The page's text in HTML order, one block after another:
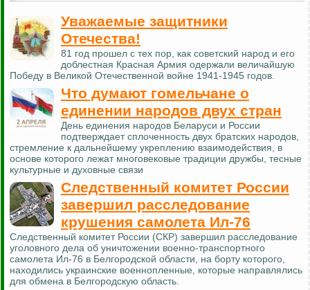
Уважаемые защитники
Отечества!
81 год прошел с тех пор, как советский народ и его
доблестная Красная Армия одержали величайшую
Победу в Великой Отечественной войне 1941-1945 годов.
Что думают гомельчане о
единении народов двух стран
День единения народов Беларуси и России
подтверждает сплоченность двух братских народов,
стремление к дальнейшему укреплению взаимодействия, в
основе которого лежат многовековые традиции дружбы, тесные
культурные и духовные связи
Следственный комитет России
завершил расследование
крушения самолета Ил-76
Следственный комитет России (СКР) завершил расследование
уголовного дела об уничтожении военно-транспортного
самолета Ил-76 в Белгородской области, на борту которого,
находились украинские военнопленные, которые направлялись
для обмена в Белгородскую область.